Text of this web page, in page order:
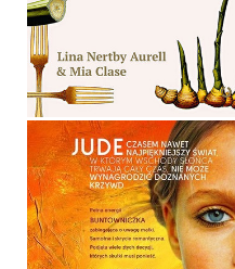
44,90 ZŁ